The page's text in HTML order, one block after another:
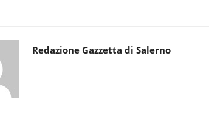
Redazione Gazzetta di Salerno